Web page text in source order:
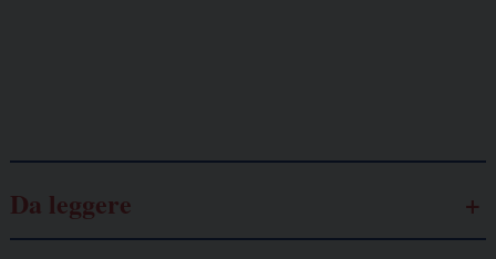
Da leggere